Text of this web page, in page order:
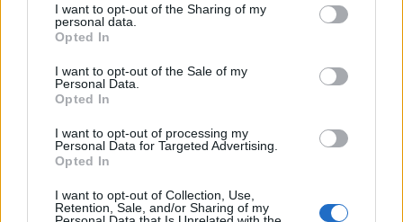
not limited to your visit or usage behaviour. You may click to
grant or deny consent to Google and its third-party tags to
use your data for below specified purposes in below Google
consent section.
I want to opt-out of the Sharing of my
personal data.
Opted In
I want to opt-out of the Sale of my
Personal Data.
Opted In
I want to opt-out of processing my
Personal Data for Targeted Advertising.
Opted In
I want to opt-out of Collection, Use,
Retention, Sale, and/or Sharing of my
Mi lett Alain Delon vagyonával? Adóhatósági
csavar a sztoriban
HÍREK 2026. júl. 19.